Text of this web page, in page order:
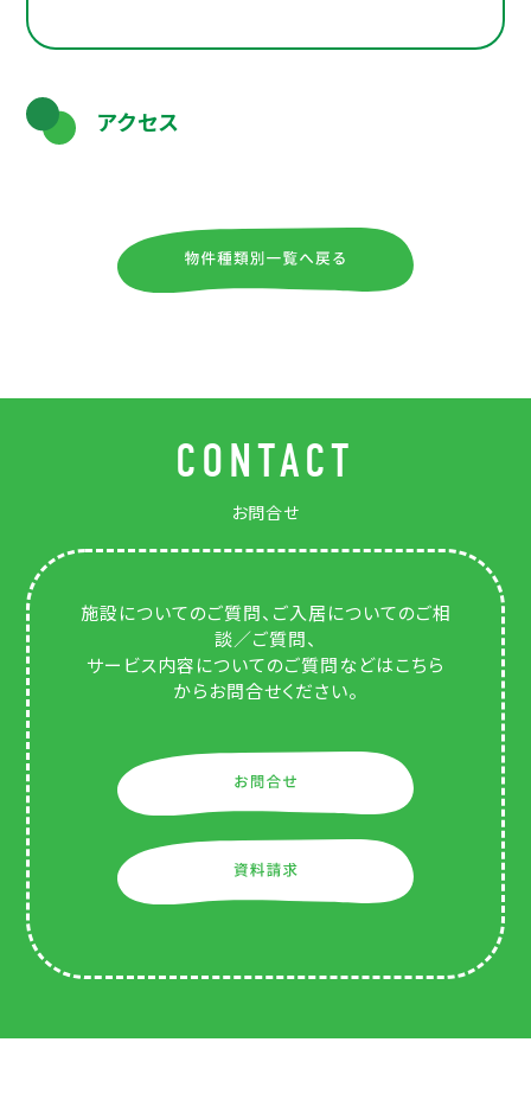
アクセス
CONTACT
お問合せ
施設についてのご質問、ご入居についてのご相
談／ご質問、
サービス内容についてのご質問などはこちら
からお問合せください。